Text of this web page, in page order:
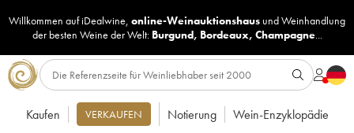
Willkommen auf iDealwine, online-Weinauktionshaus undWeinhandlung
der besten Weine der Welt: Burgund, Bordeaux, Champagne...
Kaufen VERKAUFEN Notierung Wein-Enzyklopädie